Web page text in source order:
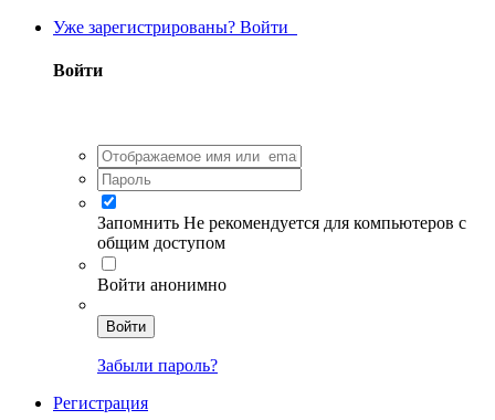
Уже зарегистрированы? Войти
Войти
Запомнить Не рекомендуется для компьютеров с
общим доступом
Войти анонимно
Войти
Забыли пароль?
Регистрация